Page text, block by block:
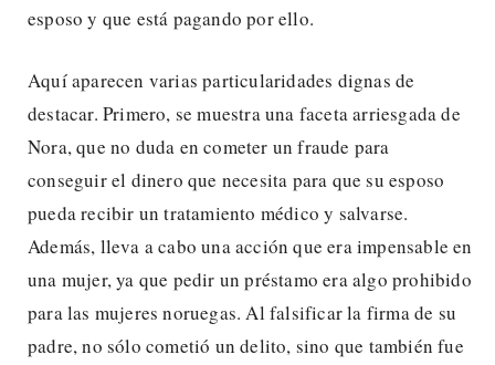
esposo y que está pagando por ello.
Aquí aparecen varias particularidades dignas de
destacar. Primero, se muestra una faceta arriesgada de
Nora, que no duda en cometer un fraude para
conseguir el dinero que necesita para que su esposo
pueda recibir un tratamiento médico y salvarse.
Además, lleva a cabo una acción que era impensable en
una mujer, ya que pedir un préstamo era algo prohibido
para las mujeres noruegas. Al falsificar la firma de su
padre, no sólo cometió un delito, sino que también fue